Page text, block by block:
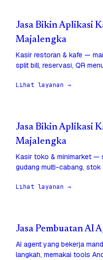
Jasa Bikin Aplikasi
Majalengka
Kasir restoran & kafe —
split bill, reservasi, QR
Lihat layanan →
Jasa Bikin Aplikasi
Majalengka
Kasir toko & minimarket —
gudang multi-cabang, stok
Lihat layanan →
Jasa Pembuatan AI
AI agent yang bekerja
langkah, memakai tools